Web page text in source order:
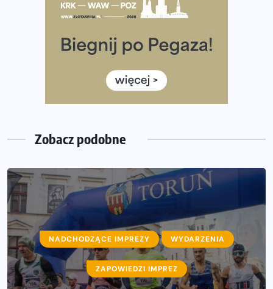
Rozbiegany Olsztyn szykuje się na weekend z
Już w tę sobotę 35. Bieg Powstania Warszawskiego.
Wystartuje rekordowa liczba uczestników
35. Bieg Powstania Warszawskiego – praktyczny
poradnik przed startem
Zobacz podobne
NADCHODZĄCE IMPREZY WYDARZENIA
ZAPOWIEDZI IMPREZ